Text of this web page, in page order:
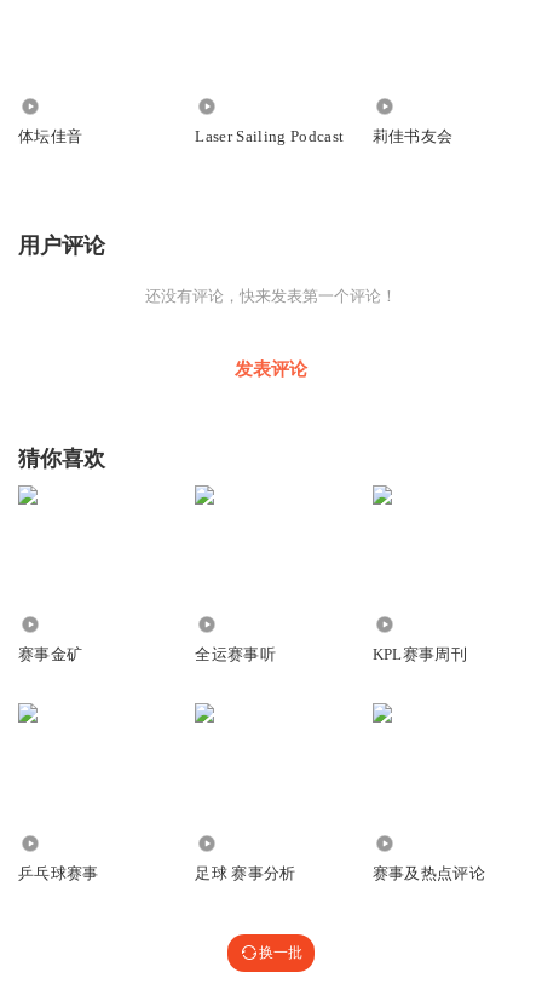
体坛佳音 Laser Sailing Podcast 莉佳书友会
用户评论
还没有评论，快来发表第一个评论！
发表评论
猜你喜欢
赛事金矿 全运赛事听 KPL赛事周刊
乒乓球赛事 足球 赛事分析 赛事及热点评论
换一批